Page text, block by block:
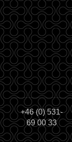
+46 (0) 531-
69 00 33